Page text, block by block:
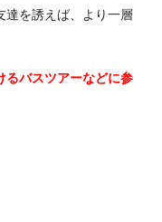
達を誘えば、より一層
るバスツアーなどに参